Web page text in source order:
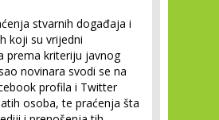
stvarnih događaja i
koji su vrijedni
prema kriteriju javnog
novinara svodi se na
profila i Twitter
osoba, te praćenja šta